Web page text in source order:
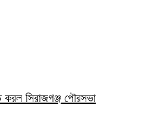
করল সিরাজগঞ্জ পৌরসভা